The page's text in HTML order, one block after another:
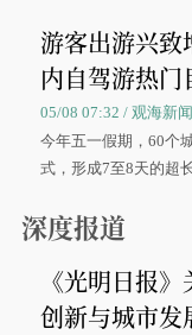
游客出游兴致
内自驾游热
05/08 07:32 / 观海新闻
今年五一假期，60个
式，形成7至8天的超
深度报道
《光明日报
创新与城市